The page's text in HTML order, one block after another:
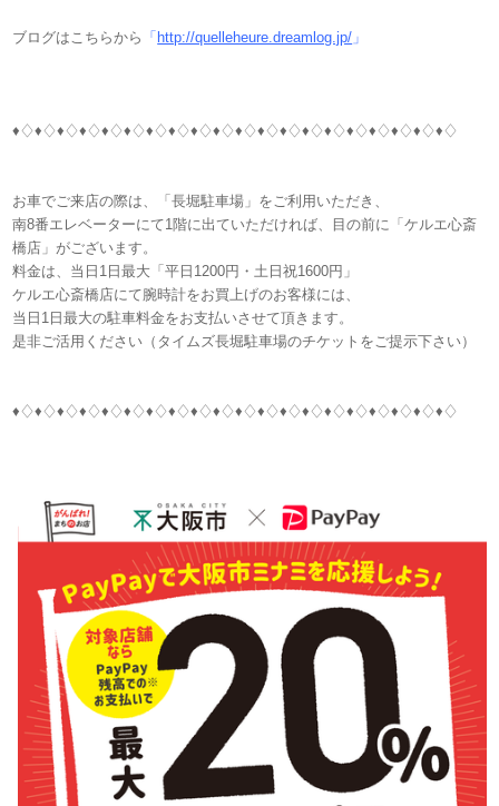
ブログはこちらから 「http://quelleheure.dreamlog.jp/ 」
♦♢♦♢♦♢♦♢♦♢♦♢♦♢♦♢♦♢♦♢♦♢♦♢♦♢♦♢♦♢♦♢♦♢♦♢♦♢♦♢
お車でご来店の際は、「長堀駐車場」をご利用いただき、
南8番エレベーターにて1階に出ていただければ、目の前に「ケルエ心斎
橋店」がございます。
料金は、当日1日最大「平日1200円・土日祝1600円」
ケルエ心斎橋店にて腕時計をお買上げのお客様には、
当日1日最大の駐車料金をお支払いさせて頂きます。
是非ご活用ください（タイムズ長堀駐車場のチケットをご提示下さい）
♦♢♦♢♦♢♦♢♦♢♦♢♦♢♦♢♦♢♦♢♦♢♦♢♦♢♦♢♦♢♦♢♦♢♦♢♦♢♦♢